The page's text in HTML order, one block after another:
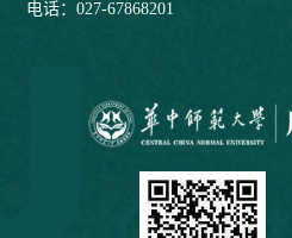
电话：027-67868201